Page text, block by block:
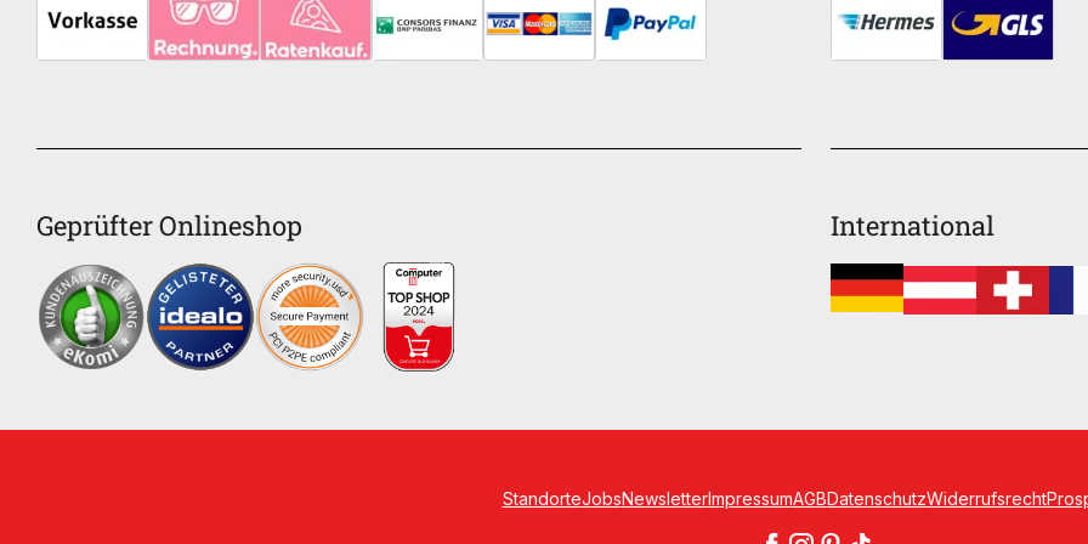
Geprüfter Onlineshop International
StandorteJobsNewsletterImpressumAGBDatenschutzWiderrufsrecht